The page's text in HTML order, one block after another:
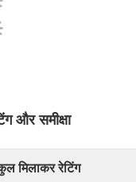
और समीक्षा
मिलाकर रेटिंग